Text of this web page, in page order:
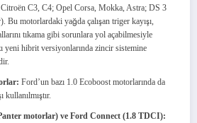
C3, C4; Opel Corsa, Mokka, Astra; DS 3
Bu motorlardaki yağda çalışan triger kayışı,
tıkama gibi sorunlara yol açabilmesiyle
yeni hibrit versiyonlarında zincir sistemine
Ford’un bazı 1.0 Ecoboost motorlarında da
kullanılmıştır.
motorlar) ve Ford Connect (1.8 TDCI):